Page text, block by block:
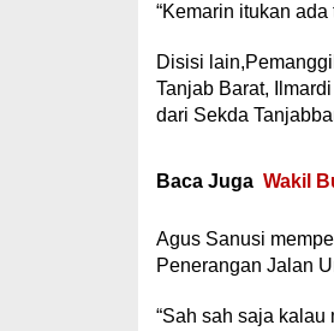
“Kemarin itukan
Disisi
Tanjab Barat,
dari Sekda
Baca Juga Wakil
Agus Sanusi
Penerangan Jalan
“Sah sah saja